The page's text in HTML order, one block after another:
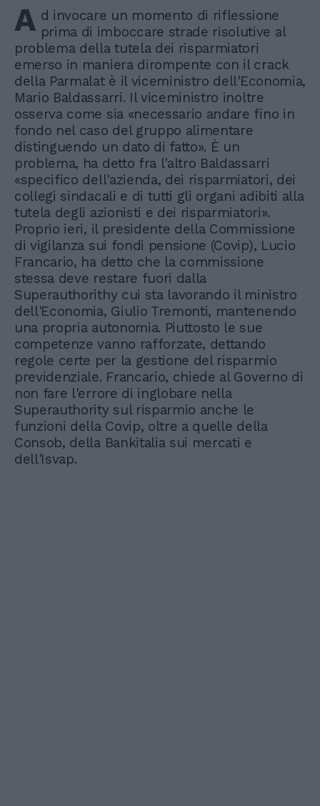
A d invocare un momento di riflessione
prima di imboccare strade risolutive al
problema della tutela dei risparmiatori
emerso in maniera dirompente con il crack
della Parmalat è il viceministro dell'Economia,
Mario Baldassarri. Il viceministro inoltre
osserva come sia «necessario andare fino in
fondo nel caso del gruppo alimentare
distinguendo un dato di fatto». È un
problema, ha detto fra l'altro Baldassarri
«specifico dell'azienda, dei risparmiatori, dei
collegi sindacali e di tutti gli organi adibiti alla
tutela degli azionisti e dei risparmiatori».
Proprio ieri, il presidente della Commissione
di vigilanza sui fondi pensione (Covip), Lucio
Francario, ha detto che la commissione
stessa deve restare fuori dalla
Superauthorithy cui sta lavorando il ministro
dell'Economia, Giulio Tremonti, mantenendo
una propria autonomia. Piuttosto le sue
competenze vanno rafforzate, dettando
regole certe per la gestione del risparmio
previdenziale. Francario, chiede al Governo di
non fare l'errore di inglobare nella
Superauthority sul risparmio anche le
funzioni della Covip, oltre a quelle della
Consob, della Bankitalia sui mercati e
dell'Isvap.